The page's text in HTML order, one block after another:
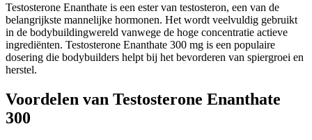
Testosterone Enanthate is een ester van testosteron, een van de
belangrijkste mannelijke hormonen. Het wordt veelvuldig gebruikt
in de bodybuildingwereld vanwege de hoge concentratie actieve
ingrediënten. Testosterone Enanthate 300 mg is een populaire
dosering die bodybuilders helpt bij het bevorderen van spiergroei en
herstel.
Voordelen van Testosterone Enanthate
300